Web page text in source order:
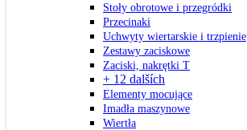
Stoły obrotowe i przegródki
Przecinaki
Uchwyty wiertarskie i trzpienie
Zestawy zaciskowe
Zaciski, nakrętki T
+ 12 dalších
Elementy mocujące
Imadła maszynowe
Wiertła